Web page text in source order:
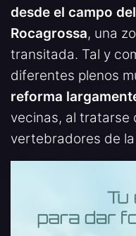
desde el campo
Rocagrossa, una
transitada. Tal y
diferentes plenos
reforma
vecinas, al tratarse
vertebradores de